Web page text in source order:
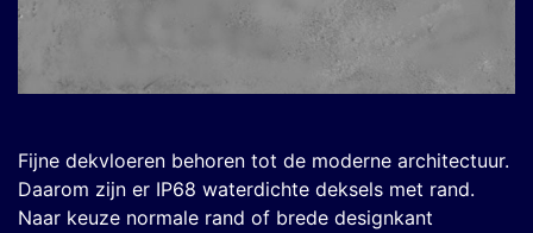
Fijne dekvloeren behoren tot de moderne architectuur.
Daarom zijn er IP68 waterdichte deksels met rand.
Naar keuze normale rand of brede designkant